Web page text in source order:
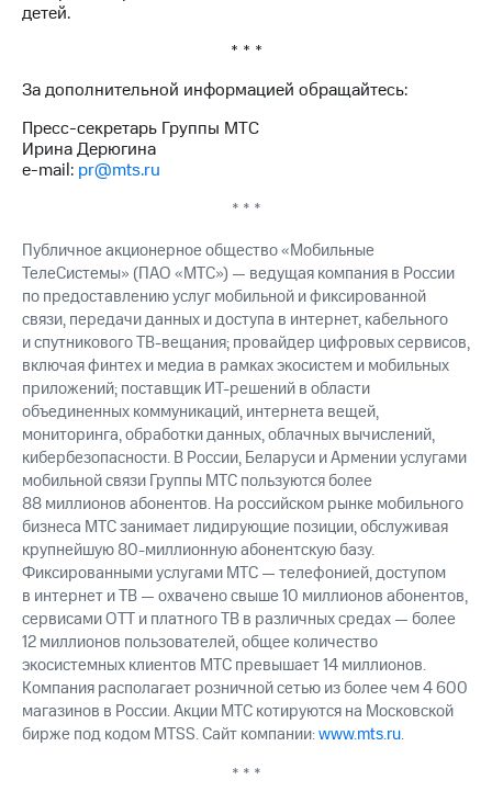
детей.
* * *
За дополнительной информацией обращайтесь:
Пресс-секретарь Группы МТС
Ирина Дерюгина
e-mail: pr@mts.ru
* * *
Публичное акционерное общество «Мобильные
ТелеСистемы» (ПАО «МТС») — ведущая компания в России
по предоставлению услуг мобильной и фиксированной
связи, передачи данных и доступа в интернет, кабельного
и спутникового ТВ-вещания; провайдер цифровых сервисов,
включая финтех и медиа в рамках экосистем и мобильных
приложений; поставщик ИТ-решений в области
объединенных коммуникаций, интернета вещей,
мониторинга, обработки данных, облачных вычислений,
кибербезопасности. В России, Беларуси и Армении услугами
мобильной связи Группы МТС пользуются более
88 миллионов абонентов. На российском рынке мобильного
бизнеса МТС занимает лидирующие позиции, обслуживая
крупнейшую 80-миллионную абонентскую базу.
Фиксированными услугами МТС — телефонией, доступом
в интернет и ТВ — охвачено свыше 10 миллионов абонентов,
сервисами OTT и платного ТВ в различных средах — более
12 миллионов пользователей, общее количество
экосистемных клиентов МТС превышает 14 миллионов.
Компания располагает розничной сетью из более чем 4 600
магазинов в России. Акции МТС котируются на Московской
бирже под кодом MTSS. Сайт компании:www.mts.ru.
* * *